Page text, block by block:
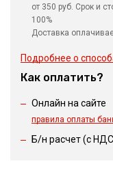
от 350 руб. Срок и
100%
Доставка
Подробнее о
Как оплатить?
Онлайн на сайте
правила оплаты
Б/н расчет (c